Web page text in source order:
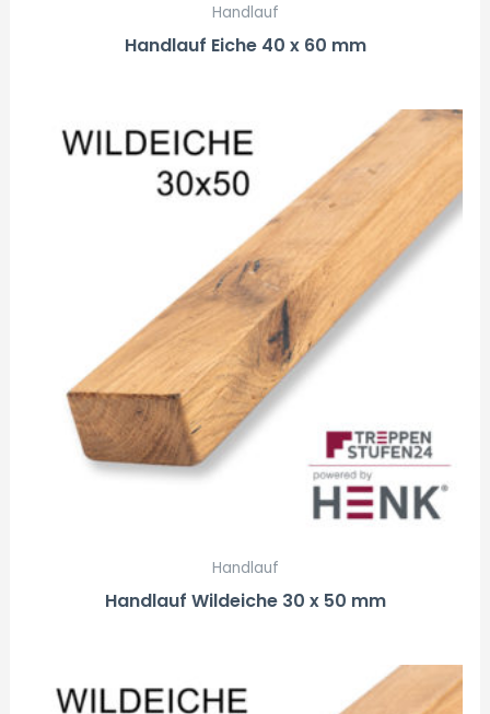
Handlauf
Handlauf Eiche 40 x 60 mm
Handlauf
Handlauf Wildeiche 30 x 50 mm